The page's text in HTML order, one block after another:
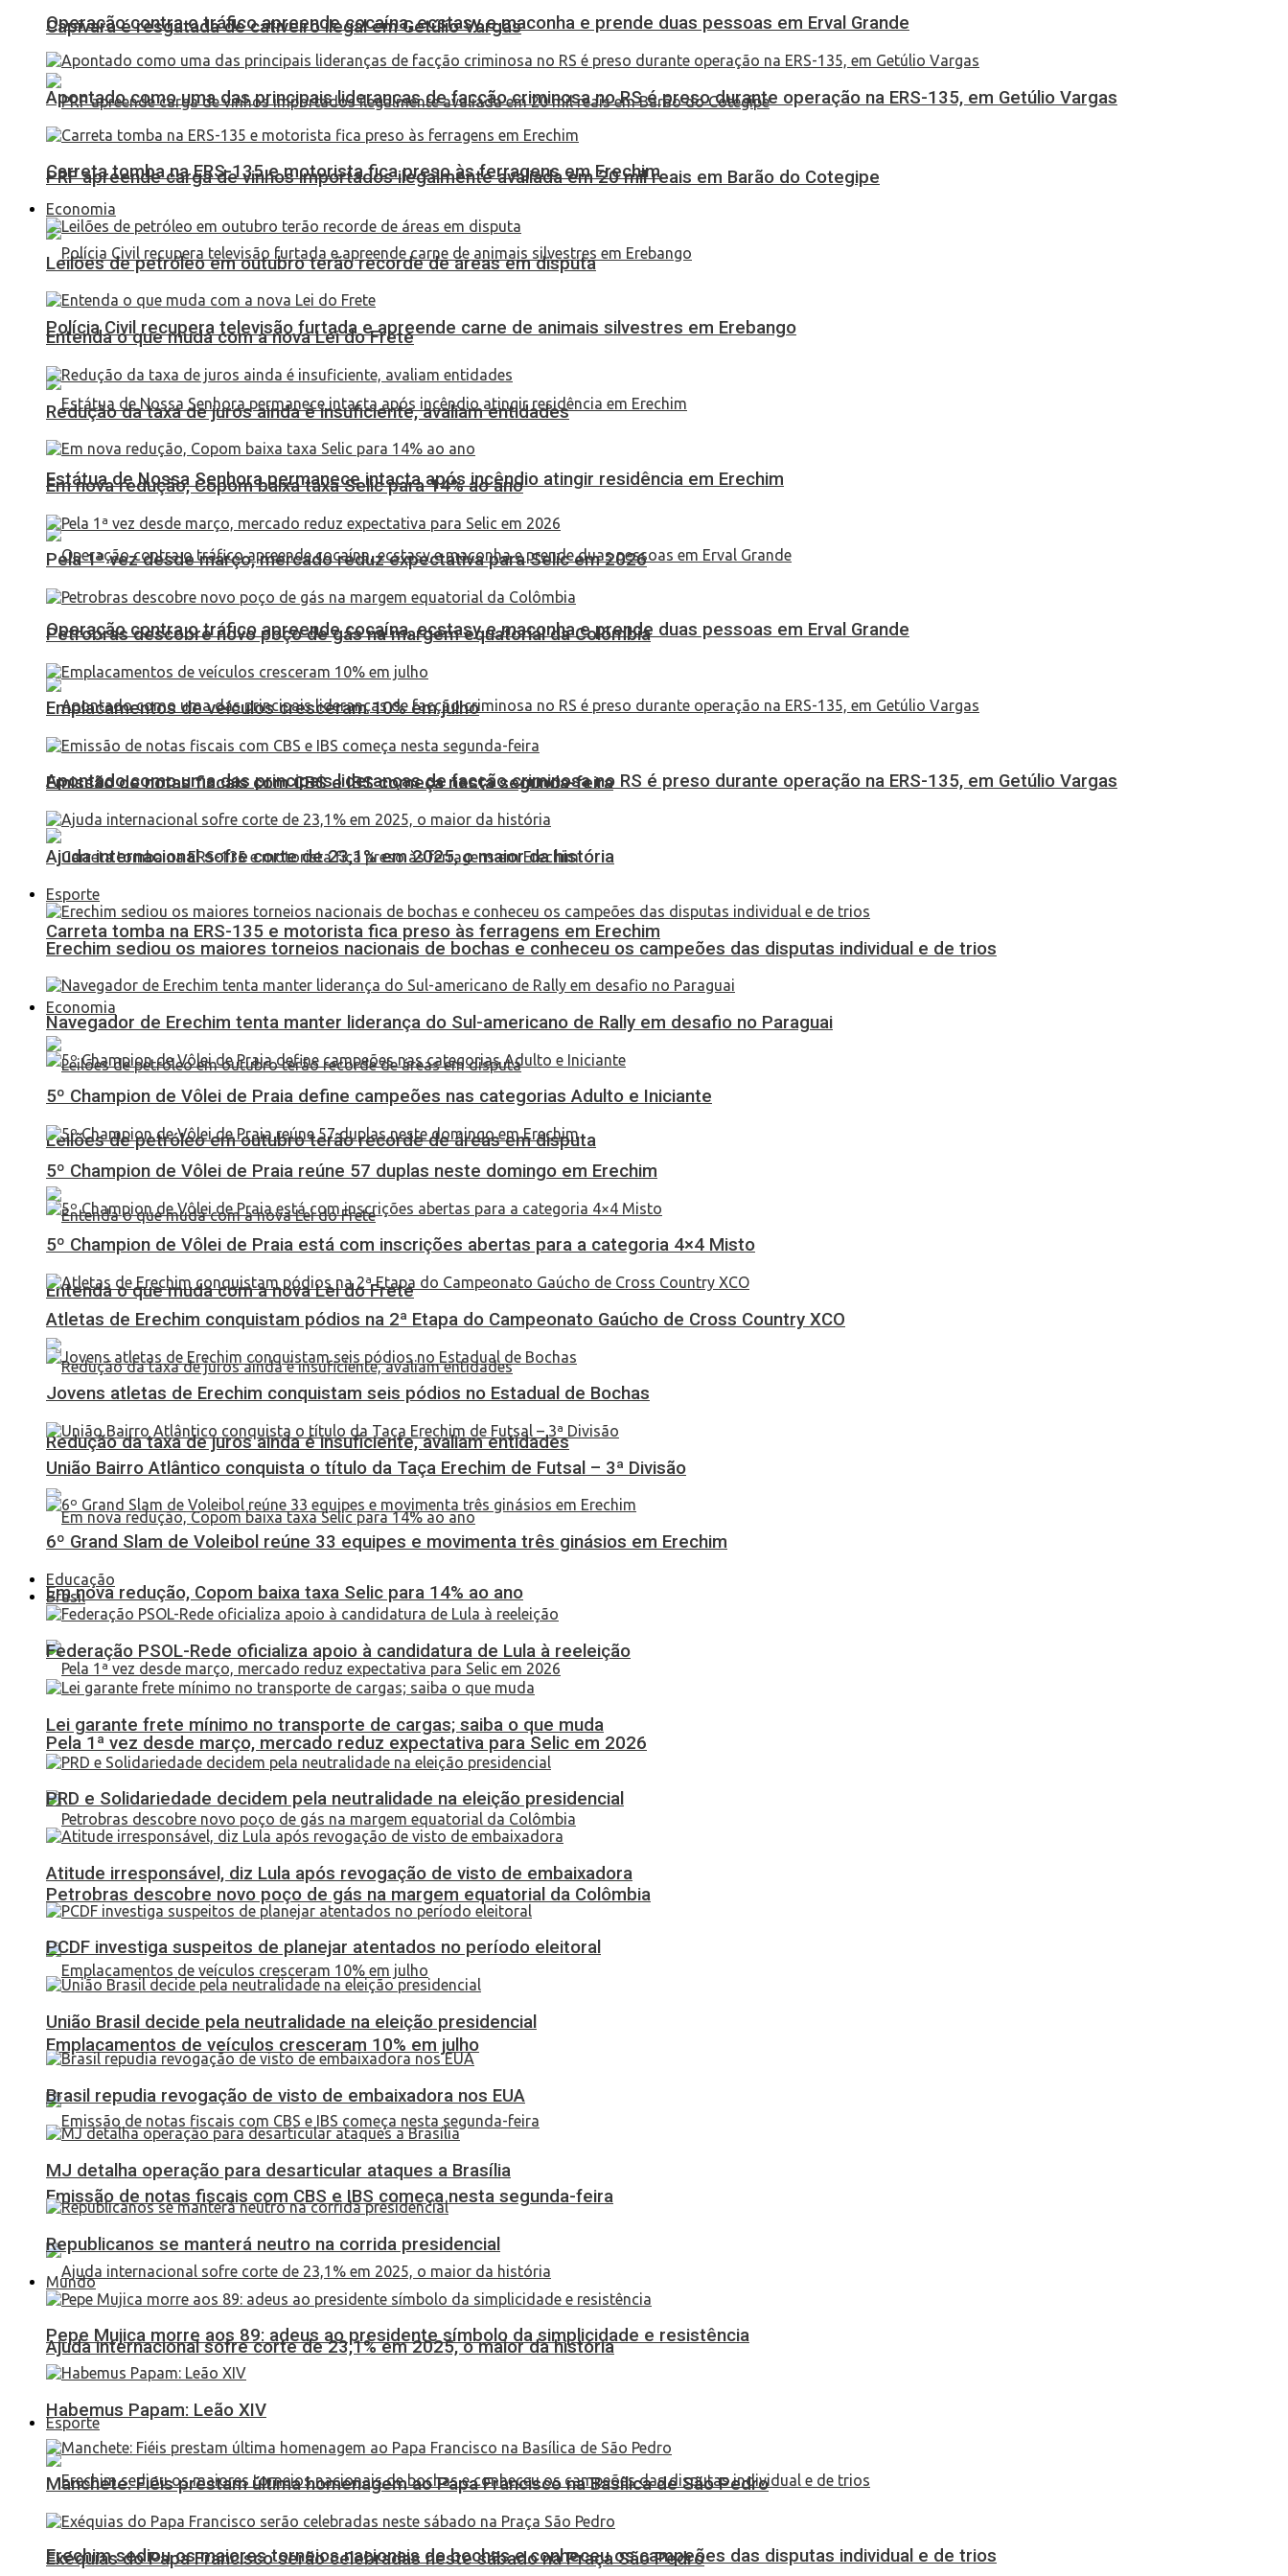
Capivara é resgatada de cativeiro ilegal em Getúlio Vargas
PRF apreende carga de vinhos importados ilegalmente avaliada em 20 mil reais em Barão do Cotegipe
Polícia Civil recupera televisão furtada e apreende carne de animais silvestres em Erebango
Estátua de Nossa Senhora permanece intacta após incêndio atingir residência em Erechim
Operação contra o tráfico apreende cocaína, ecstasy e maconha e prende duas pessoas em Erval Grande
Apontado como uma das principais lideranças de facção criminosa no RS é preso durante operação na ERS-135, em Getúlio Vargas
Carreta tomba na ERS-135 e motorista fica preso às ferragens em Erechim
Economia
Leilões de petróleo em outubro terão recorde de áreas em disputa
Entenda o que muda com a nova Lei do Frete
Redução da taxa de juros ainda é insuficiente, avaliam entidades
Em nova redução, Copom baixa taxa Selic para 14% ao ano
Pela 1ª vez desde março, mercado reduz expectativa para Selic em 2026
Petrobras descobre novo poço de gás na margem equatorial da Colômbia
Emplacamentos de veículos cresceram 10% em julho
Emissão de notas fiscais com CBS e IBS começa nesta segunda-feira
Ajuda internacional sofre corte de 23,1% em 2025, o maior da história
Esporte
Erechim sediou os maiores torneios nacionais de bochas e conheceu os campeões das disputas individual e de trios
Operação contra o tráfico apreende cocaína, ecstasy e maconha e prende duas pessoas em Erval Grande
Apontado como uma das principais lideranças de facção criminosa no RS é preso durante operação na ERS-135, em Getúlio Vargas
Carreta tomba na ERS-135 e motorista fica preso às ferragens em Erechim
Economia
Leilões de petróleo em outubro terão recorde de áreas em disputa
Entenda o que muda com a nova Lei do Frete
Redução da taxa de juros ainda é insuficiente, avaliam entidades
Em nova redução, Copom baixa taxa Selic para 14% ao ano
Pela 1ª vez desde março, mercado reduz expectativa para Selic em 2026
Petrobras descobre novo poço de gás na margem equatorial da Colômbia
Emplacamentos de veículos cresceram 10% em julho
Emissão de notas fiscais com CBS e IBS começa nesta segunda-feira
Ajuda internacional sofre corte de 23,1% em 2025, o maior da história
Esporte
Erechim sediou os maiores torneios nacionais de bochas e conheceu os campeões das disputas individual e de trios
Navegador de Erechim tenta manter liderança do Sul-americano de Rally em desafio no Paraguai
5º Champion de Vôlei de Praia define campeões nas categorias Adulto e Iniciante
5º Champion de Vôlei de Praia reúne 57 duplas neste domingo em Erechim
5º Champion de Vôlei de Praia está com inscrições abertas para a categoria 4×4 Misto
Atletas de Erechim conquistam pódios na 2ª Etapa do Campeonato Gaúcho de Cross Country XCO
Jovens atletas de Erechim conquistam seis pódios no Estadual de Bochas
União Bairro Atlântico conquista o título da Taça Erechim de Futsal – 3ª Divisão
6º Grand Slam de Voleibol reúne 33 equipes e movimenta três ginásios em Erechim
Educação
Brasil
Federação PSOL-Rede oficializa apoio à candidatura de Lula à reeleição
Lei garante frete mínimo no transporte de cargas; saiba o que muda
PRD e Solidariedade decidem pela neutralidade na eleição presidencial
Atitude irresponsável, diz Lula após revogação de visto de embaixadora
PCDF investiga suspeitos de planejar atentados no período eleitoral
União Brasil decide pela neutralidade na eleição presidencial
Brasil repudia revogação de visto de embaixadora nos EUA
MJ detalha operação para desarticular ataques a Brasília
Republicanos se manterá neutro na corrida presidencial
Mundo
Pepe Mujica morre aos 89: adeus ao presidente símbolo da simplicidade e resistência
Habemus Papam: Leão XIV
Manchete: Fiéis prestam última homenagem ao Papa Francisco na Basílica de São Pedro
Exéquias do Papa Francisco serão celebradas neste sábado na Praça São Pedro